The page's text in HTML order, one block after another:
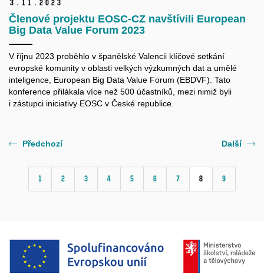
3. 11. 2023
Členové projektu EOSC-CZ navštívili European
Big Data Value Forum 2023
V říjnu 2023 proběhlo v španělské Valencii klíčové setkání
evropské komunity v oblasti velkých výzkumných dat a umělé
inteligence, European Big Data Value Forum (EBDVF). Tato
konference přilákala více než 500 účastníků, mezi nimiž byli
i zástupci iniciativy EOSC v České republice.
Předchozí
1 2 3 4 5 6 7 8 9
Další